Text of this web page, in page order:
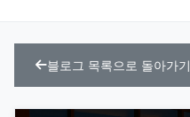
블로그 목록으로 돌아가기